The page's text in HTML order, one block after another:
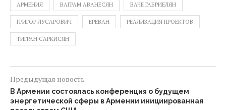
АРМЕНИЯ ВАГРАМ АВАНЕСЯН ВАЧЕ ГАБРИЕЛЯН
ГРИГОР ЛУСАРОВИЧ ЕРЕВАН РЕАЛИЗАЦИЯ ПРОЕКТОВ
ТИГРАН САРКИСЯН
Предыдущая новость
В Армении состоялась конференция о будущем
энергетической сферы в Армении инициированная